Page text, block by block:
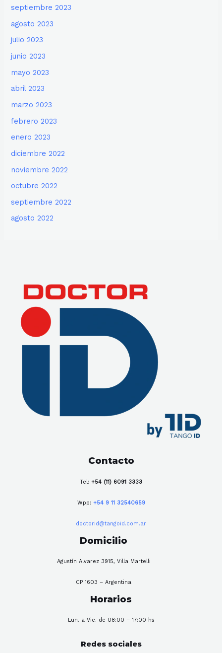
septiembre 2023
agosto 2023
julio 2023
junio 2023
mayo 2023
abril 2023
marzo 2023
febrero 2023
enero 2023
diciembre 2022
noviembre 2022
octubre 2022
septiembre 2022
agosto 2022
Contacto
Tel: +54 (11) 6091 3333
Wpp: +54 9 11 32540659
doctorid@tangoid.com.ar
Domicilio
Agustín Alvarez 3915, Villa Martelli
CP 1603 – Argentina
Horarios
Lun. a Vie. de 08:00 – 17:00 hs
Redes sociales